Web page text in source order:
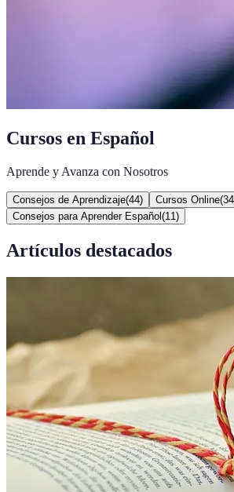
Cursos en Español
Aprende y Avanza con Nosotros
Consejos de Aprendizaje(44) Cursos Online(34
Consejos para Aprender Español (11 )
Artículos destacados